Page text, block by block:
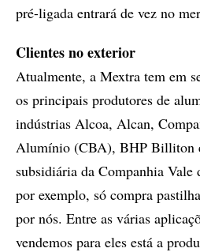
pré-ligada entrará de vez no
Clientes no exterior
Atualmente, a Mextra tem em
os principais produtores de
indústrias Alcoa, Alcan,
Alumínio (CBA), BHP Billiton
subsidiária da Companhia
por exemplo, só compra
por nós. Entre as várias
vendemos para eles está a